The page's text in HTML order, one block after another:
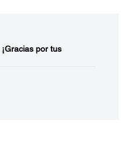
¡Gracias por tus